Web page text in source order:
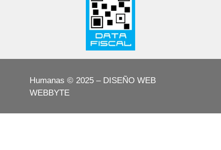
conforme al Artículo 137 de la Ley N° 9870 y al
Estatuto del Docente de la Provincia de
Córdoba (Ley N° 4826). · Profesionales
de otras disciplinas: acreditar trayecto
pedagógico completo reconocido por el
Ministerio de Educación de la Provincia de
Córdoba o institución de nivel superior
posgrado en gestión educativa, dirección
Humanas © 2025 – DISEÑO WEB
WEBBYTE